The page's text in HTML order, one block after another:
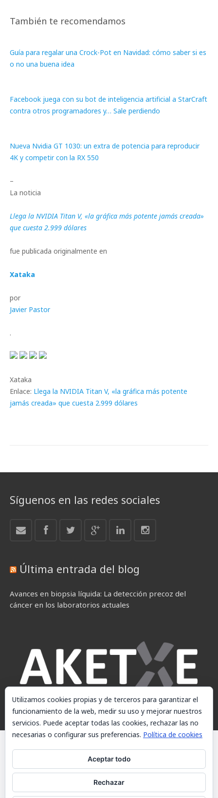
También te recomendamos
Guía para regalar una Crock-Pot en Navidad: cómo saber si es
o no una buena idea
Facebook juega con su bot de inteligencia artificial a StarCraft
contra otros programadores y… Sale perdiendo
Nueva Nvidia GT 1030: un extra de potencia para reproducir
4K y competir con la RX 550
–
La noticia
Llega la NVIDIA Titan V, «la gráfica más potente jamás creada»
que cuesta 2.999 dólares
fue publicada originalmente en
Xataka
por
Javier Pastor
.
Xataka
Enlace: Llega la NVIDIA Titan V, «la gráfica más potente
jamás creada» que cuesta 2.999 dólares
Síguenos en las redes sociales
Última entrada del blog
Avances en biopsia líquida: La detección precoz del
cáncer en los laboratorios actuales
© AKETXE Consulting, S.L. - Este sitio web utiliza cookies, consulte
nuestra Política de cookies.
Política de cookies
Utilizamos cookies propias y de terceros para garantizar el
funcionamiento de la web, medir su uso y mejorar nuestros
servicios. Puede aceptar todas las cookies, rechazar las no
necesarias o configurar sus preferencias. Política de cookies
Aceptar todo
Rechazar